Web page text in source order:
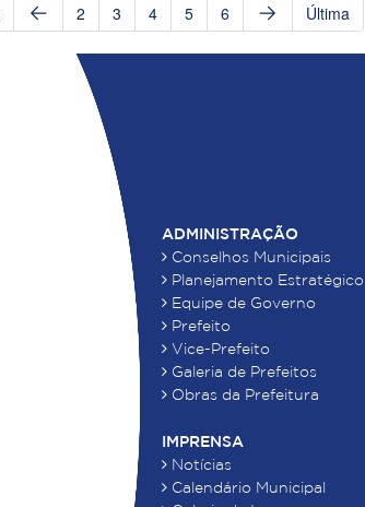
2 3 4 5 6 Última
ADMINISTRAÇÃO
Conselhos Municipais
Planejamento Estratégico
Equipe de Governo
Prefeito
Vice-Prefeito
Galeria de Prefeitos
Obras da Prefeitura
IMPRENSA
Notícias
Calendário Municipal